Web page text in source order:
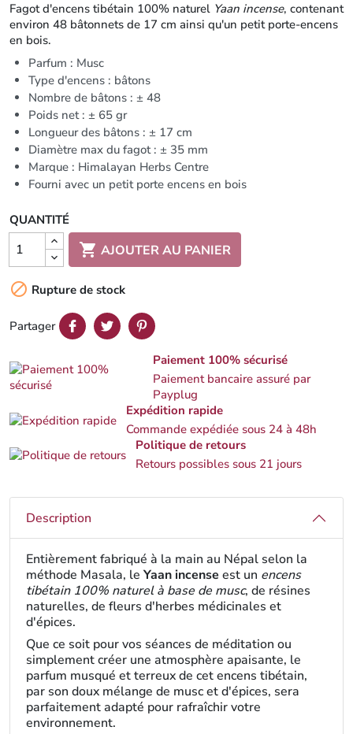
Fagot d'encens tibétain 100% naturel Yaan incense, contenant
environ 48 bâtonnets de 17 cm ainsi qu'un petit porte-encens
en bois.
Parfum : Musc
Type d'encens : bâtons
Nombre de bâtons : ± 48
Poids net : ± 65 gr
Longueur des bâtons : ± 17 cm
Diamètre max du fagot : ± 35 mm
Marque : Himalayan Herbs Centre
Fourni avec un petit porte encens en bois
QUANTITÉ
 AJOUTER AU PANIER
 Rupture de stock
Partager
Paiement 100% sécurisé
Paiement bancaire assuré par
Payplug
Expédition rapide
Commande expédiée sous 24 à 48h
Politique de retours
Retours possibles sous 21 jours
Description
Entièrement fabriqué à la main au Népal selon la
méthode Masala, le Yaan incense est un encens
tibétain 100% naturel à base de musc, de résines
naturelles, de fleurs d'herbes médicinales et
d'épices.
Que ce soit pour vos séances de méditation ou
simplement créer une atmosphère apaisante, le
parfum musqué et terreux de cet encens tibétain,
par son doux mélange de musc et d'épices, sera
parfaitement adapté pour rafraîchir votre
environnement.